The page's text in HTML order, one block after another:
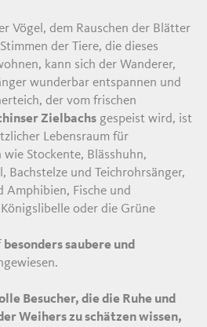
Vögel, dem Rauschen der Blätter
der Tiere, die dieses
kann sich der Wanderer,
wunderbar entspannen und
der vom frischen
Zielbachs gespeist wird, ist
Lebensraum für
Stockente, Blässhuhn,
Bachstelze und Teichrohrsänger,
Amphibien, Fische und
oder die Grüne
besonders saubere und
Besucher, die die Ruhe und
Weihers zu schätzen wissen,